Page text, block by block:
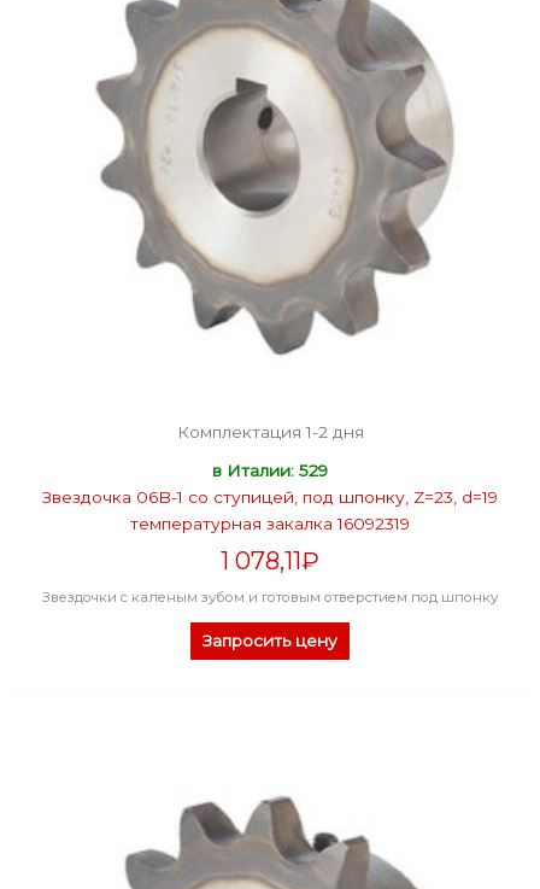
Комплектация 1-2 дня
в Италии: 529
Звездочка 06B-1 со ступицей, под шпонку, Z=23, d=19
температурная закалка 16092319
1 078,11₽
Звездочки с каленым зубом и готовым отверстием под шпонку
Запросить цену